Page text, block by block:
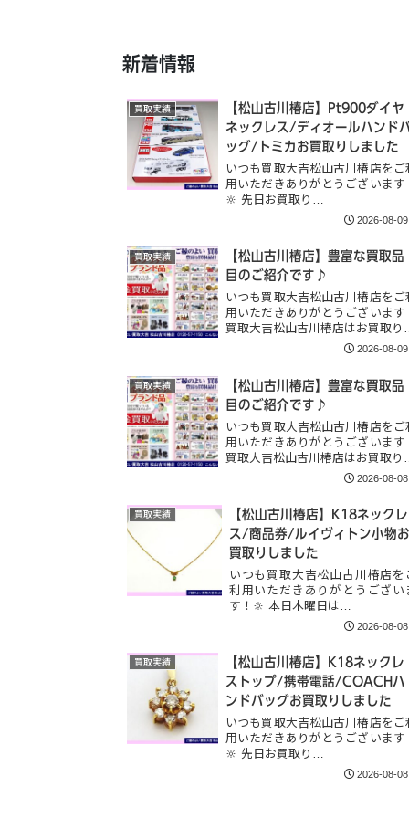
新着情報
買取実績
【松山古川椿店】Pt900ダイヤ
ネックレス/ディオールハンド
ッグ/トミカお買取りしました
いつも買取大吉松山古川椿店をご
用いただきありがとうございます
🔆 先日お買取り…
2026-08-09
買取実績
【松山古川椿店】豊富な買取品
目のご紹介です♪
いつも買取大吉松山古川椿店をご
用いただきありがとうございます
買取大吉松山古川椿店はお買取
2026-08-09
買取実績
【松山古川椿店】豊富な買取品
目のご紹介です♪
いつも買取大吉松山古川椿店をご
用いただきありがとうございます
買取大吉松山古川椿店はお買取り…
2026-08-08
買取実績
【松山古川椿店】K18ネックレ
ス/商品券/ルイヴィトン小物お
買取りしました
いつも買取大吉松山古川椿店を
利用いただきありがとうござい
す！🔆 本日木曜日は…
2026-08-08
買取実績
【松山古川椿店】K18ネックレ
ストップ/携帯電話/COACHハ
ンドバッグお買取りしました
いつも買取大吉松山古川椿店をご
用いただきありがとうございます
🔆 先日お買取り…
2026-08-08